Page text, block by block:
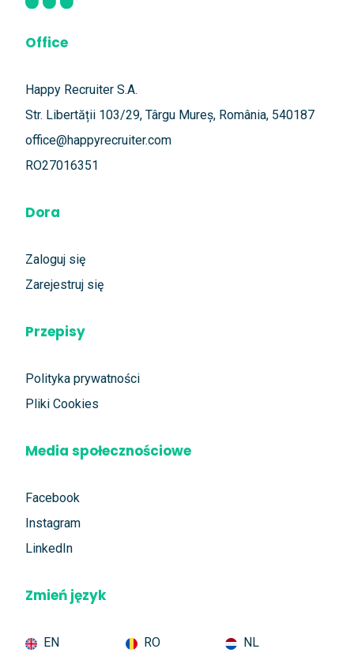
Office
Happy Recruiter S.A.
Str. Libertății 103/29, Târgu Mureș, România, 540187
office@happyrecruiter.com
RO27016351
Dora
Zaloguj się
Zarejestruj się
Przepisy
Polityka prywatności
Pliki Cookies
Media społecznościowe
Facebook
Instagram
LinkedIn
Zmień język
EN RO NL